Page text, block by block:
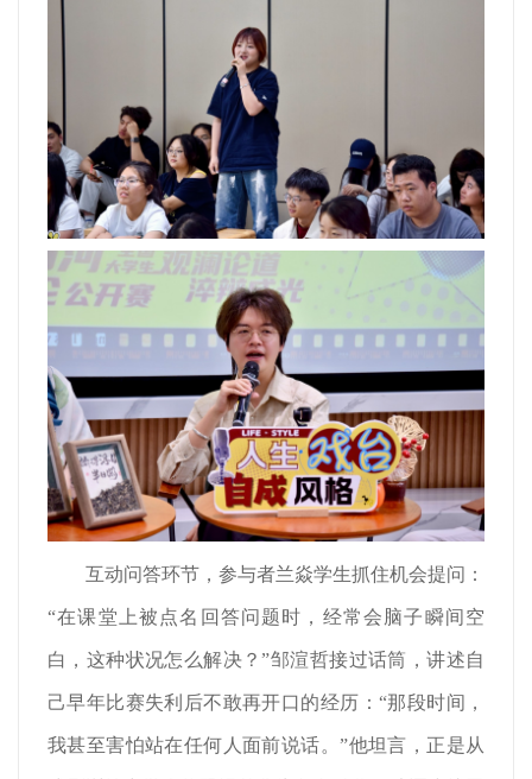
互动问答环节，参与者兰焱学生抓住机会提问：
“在课堂上被点名回答问题时，经常会脑子瞬间空
白，这种状况怎么解决？”邹渲哲接过话筒，讲述自
己早年比赛失利后不敢再开口的经历：“那段时间，
我甚至害怕站在任何人面前说话。”他坦言，正是从